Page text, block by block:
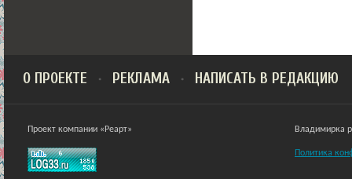
О ПРОЕКТЕ РЕКЛАМА НАПИСАТЬ В РЕДАКЦИЮ
Проект компании «Реарт» Владимирка
Политика